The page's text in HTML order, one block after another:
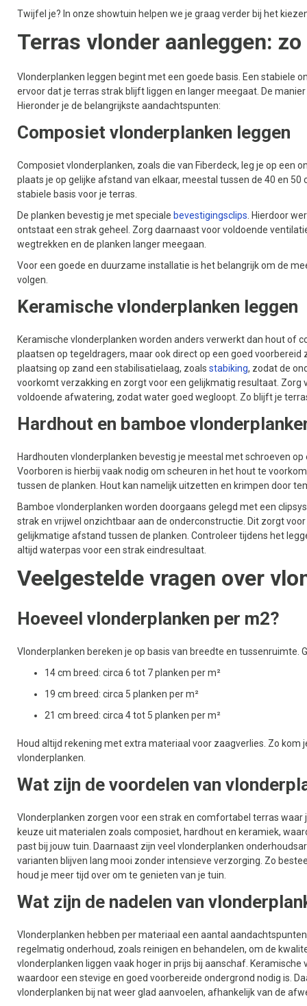
Twijfel je? In onze showtuin helpen we je graag verder bij het
Terras vlonder aanleggen:
Vlonderplanken leggen begint met een goede basis. Een stabiele
ervoor dat je terras strak blijft liggen en langer meegaat. De
Hieronder je de belangrijkste aandachtspunten:
Composiet vlonderplanken leggen
Composiet vlonderplanken, zoals die van Fiberdeck, leg je op een
plaats je op gelijke afstand van elkaar, meestal tussen de 40 en 50
stabiele basis voor je terras.
De planken bevestig je met speciale bevestigingsclips . Hierdoor
ontstaat een strak geheel. Zorg daarnaast voor voldoende
wegtrekken en de planken langer meegaan.
Voor een goede en duurzame installatie is het belangrijk om de
volgen.
Keramische vlonderplanken leggen
Keramische vlonderplanken worden anders verwerkt dan hout of
plaatsen op tegeldragers, maar ook direct op een goed
plaatsing op zand een stabilisatielaag, zoals stabiking, zodat de
voorkomt verzakking en zorgt voor een gelijkmatig resultaat. Zorg
voldoende afwatering, zodat water goed wegloopt. Zo blijft je
Hardhout en bamboe
Hardhouten vlonderplanken bevestig je meestal met schroeven
Voorboren is hierbij vaak nodig om scheuren in het hout te
tussen de planken. Hout kan namelijk uitzetten en krimpen door
Bamboe vlonderplanken worden doorgaans gelegd met een
strak en vrijwel onzichtbaar aan de onderconstructie. Dit zorgt
gelijkmatige afstand tussen de planken. Controleer tijdens het
altijd waterpas voor een strak eindresultaat.
Veelgestelde vragen over
Hoeveel vlonderplanken per m2?
Vlonderplanken bereken je op basis van breedte en tussenruimte.
14 cm breed: circa 6 tot 7 planken per m²
19 cm breed: circa 5 planken per m²
21 cm breed: circa 4 tot 5 planken per m²
Houd altijd rekening met extra materiaal voor zaagverlies. Zo kom
vlonderplanken.
Wat zijn de voordelen van
Vlonderplanken zorgen voor een strak en comfortabel terras
keuze uit materialen zoals composiet, hardhout en keramiek,
past bij jouw tuin. Daarnaast zijn veel vlonderplanken
varianten blijven lang mooi zonder intensieve verzorging. Zo
houd je meer tijd over om te genieten van je tuin.
Wat zijn de nadelen van
Vlonderplanken hebben per materiaal een aantal
regelmatig onderhoud, zoals reinigen en behandelen, om de
vlonderplanken liggen vaak hoger in prijs bij aanschaf. Keramische
waardoor een stevige en goed voorbereide ondergrond nodig is.
vlonderplanken bij nat weer glad aanvoelen, afhankelijk van de